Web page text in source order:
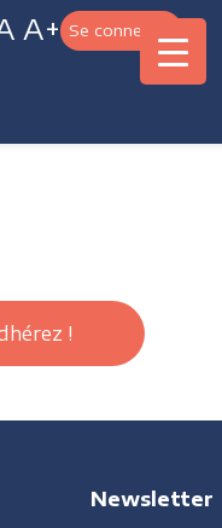
A+ Se connecter
!
Newsletter